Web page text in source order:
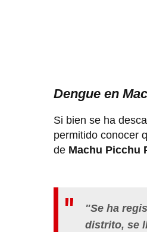
Dengue en
Si bien se ha
permitido conocer
de Machu Picchu
"Se ha
distrito, se